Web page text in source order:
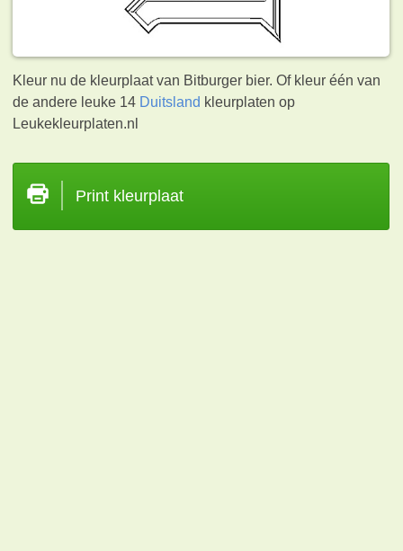
Kleur nu de kleurplaat van Bitburger bier. Of kleur één van
de andere leuke 14 Duitsland kleurplaten op
Leukekleurplaten.nl
Print kleurplaat